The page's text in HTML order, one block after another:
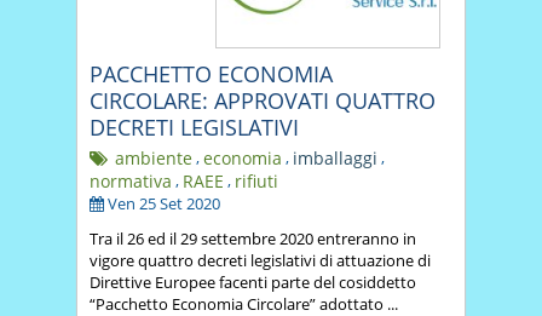
PACCHETTO ECONOMIA
CIRCOLARE: APPROVATI QUATTRO
DECRETI LEGISLATIVI
ambiente,economia , imballaggi ,
normativa , RAEE , rifiuti
Ven 25 Set 2020
Tra il 26 ed il 29 settembre 2020 entreranno in
vigore quattro decreti legislativi di attuazione di
Direttive Europee facenti parte del cosiddetto
“Pacchetto Economia Circolare” adottato ...